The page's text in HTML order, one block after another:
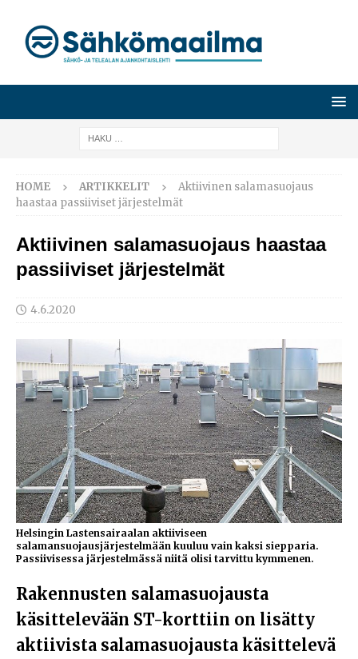
HOME ARTIKKELIT
Aktiivinen salamasuojaus
haastaa passiiviset järjestelmät
Aktiivinen salamasuojaus haastaa
passiiviset järjestelmät
4.6.2020
Helsingin Lastensairaalan aktiiviseen
salamansuojausjärjestelmään kuuluu vain kaksi siepparia.
Passiivisessa järjestelmässä niitä olisi tarvittu kymmenen.
Rakennusten salamasuojausta
käsittelevään ST-korttiin on lisätty
aktiivista salamasuojausta käsittelevä